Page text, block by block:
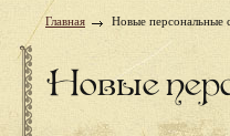
Главная Новые персональные
Новые